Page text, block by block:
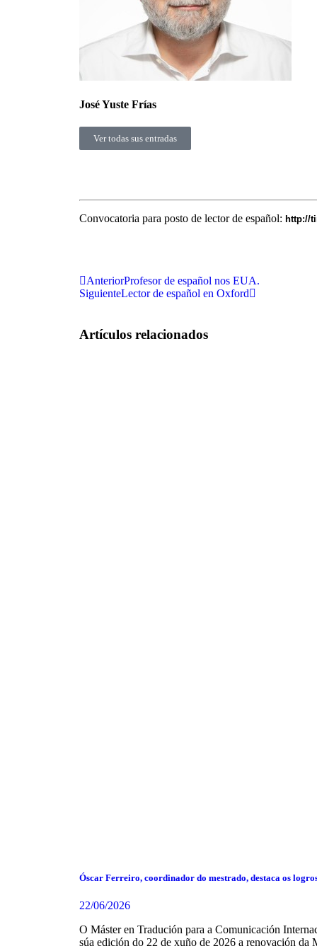
José Yuste Frías
Ver todas sus entradas
Convocatoria para posto de lector de español: http://
AnteriorProfesor de español nos EUA.
SiguienteLector de español en Oxford
Artículos relacionados
Óscar Ferreiro, coordinador do mestrado, destaca os
22/06/2026
O Máster en Tradución para a Comunicación
súa edición do 22 de xuño de 2026 a renovación